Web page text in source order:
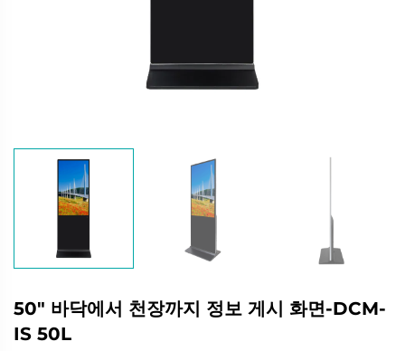
50" 바닥에서 천장까지 정보 게시 화면-DCM-
IS 50L